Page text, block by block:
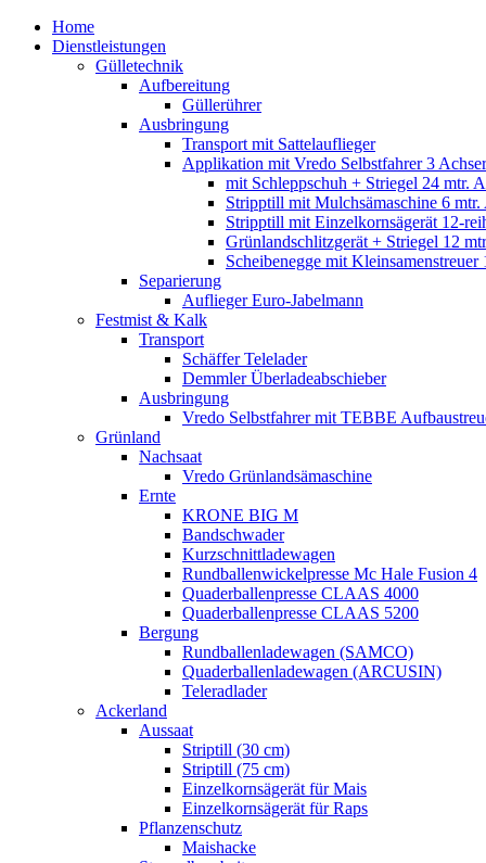
Home
Dienstleistungen
Gülletechnik
Aufbereitung
Güllerührer
Ausbringung
Transport mit Sattelauflieger
Applikation mit Vredo Selbstfahrer 3 Achser
mit Schleppschuh + Striegel 24 mtr.
Stripptill mit Mulchsämaschine 6
Stripptill mit Einzelkornsägerät 12-
Grünlandschlitzgerät + Striegel 12
Scheibenegge mit
Separierung
Auflieger Euro-Jabelmann
Festmist & Kalk
Transport
Schäffer Telelader
Demmler Überladeabschieber
Ausbringung
Vredo Selbstfahrer mit TEBBE
Grünland
Nachsaat
Vredo Grünlandsämaschine
Ernte
KRONE BIG M
Bandschwader
Kurzschnittladewagen
Rundballenwickelpresse Mc Hale Fusion 4
Quaderballenpresse CLAAS 4000
Quaderballenpresse CLAAS 5200
Bergung
Rundballenladewagen (SAMCO)
Quaderballenladewagen (ARCUSIN)
Teleradlader
Ackerland
Aussaat
Striptill (30 cm)
Striptill (75 cm)
Einzelkornsägerät für Mais
Einzelkornsägerät für Raps
Pflanzenschutz
Maishacke